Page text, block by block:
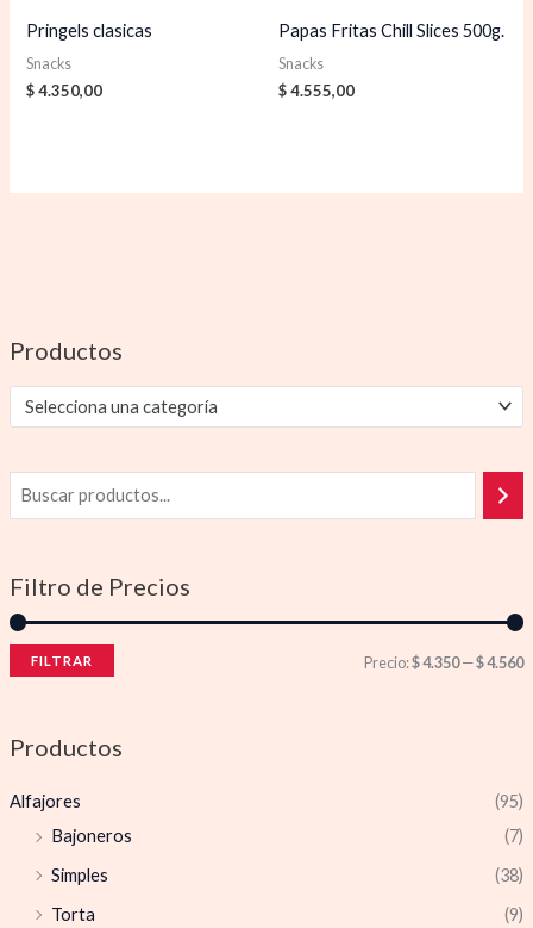
Productos
Selecciona una categoría
Filtro de Precios
FILTRAR Precio:$ 4.350—$ 4.560
Productos
Alfajores
(95)
Bajoneros
(7)
Simples
(38)
Torta
(9)
Pringels clasicas
Snacks
$4.350,00
Papas Fritas Chill Slices 500g.
Snacks
$4.555,00